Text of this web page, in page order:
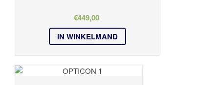
€449,00
IN WINKELMAND